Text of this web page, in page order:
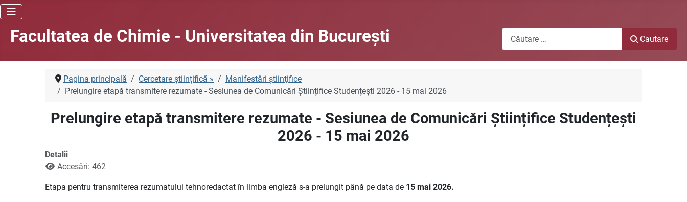
Facultatea de Chimie - Universitatea din Bucureşti Cautare
Cautare
Pagina principală Cercetare științifică »
Manifestări ştiinţifice
Prelungire etapă transmitere rezumate - Sesiunea de Comunicări Științifice Studențești 2026 - 15 mai 2026
Prelungire etapă transmitere rezumate - Sesiunea de Comunicări Științifice Studențești
2026 - 15 mai 2026
Detalii
Accesări: 462
Etapa pentru transmiterea rezumatului tehnoredactat în limba engleză s-a prelungit până pe data de 15 mai 2026.